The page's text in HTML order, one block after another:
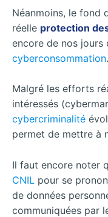
Néanmoins, le fond
réelle protection
encore de nos jours
cyberconsommation.
Malgré les efforts
intéressés
cybercriminalité
permet de mettre à
Il faut encore noter
CNIL pour se
de données
communiquées par